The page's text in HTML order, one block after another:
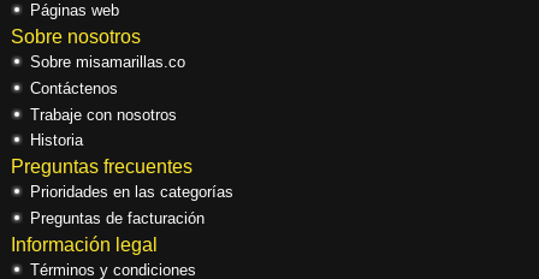
Páginas web
Sobre nosotros
Sobre misamarillas.co
Contáctenos
Trabaje con nosotros
Historia
Preguntas frecuentes
Prioridades en las categorías
Preguntas de facturación
Información legal
Términos y condiciones